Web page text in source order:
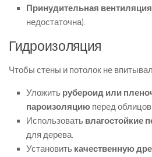
Принудительная вентиляция
недостаточна).
Гидроизоляция
Чтобы стены и потолок не
Уложить рубероид или
пароизоляцию перед
Использовать влагостойкие
для дерева.
Установить качественную